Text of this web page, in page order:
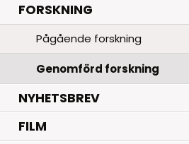
FORSKNING.
Pågående forskning
Genomförd forskning
NYHETSBREV
FILM